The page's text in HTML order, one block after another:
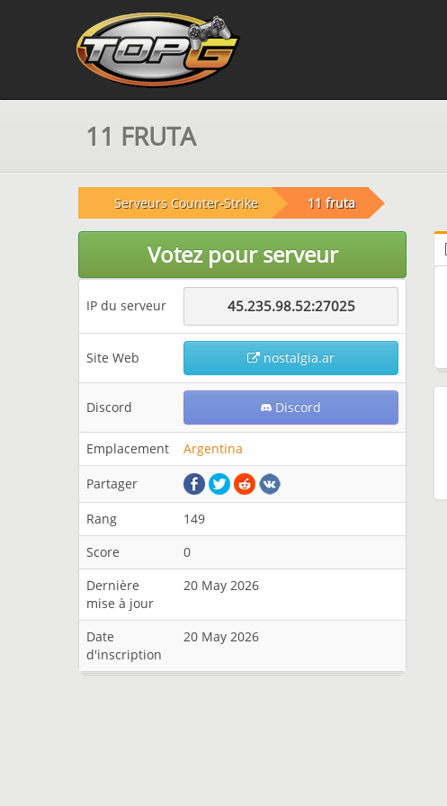
11 FRUTA
Serveurs Counter-Strike 11 fruta
Votez pour serveur
IP du serveur 45.235.98.52:27025
Site Web nostalgia.ar
Discord Discord
Emplacement Argentina
Partager
Rang
149
Score
0
Dernière
mise à jour
20 May 2026
Date
d'inscription
20 May 2026